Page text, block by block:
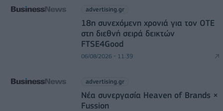
advertising.gr
18η συνεχόμενη χρονιά για τον ΟΤΕ
στη διεθνή σειρά δεικτών
FTSE4Good
06/08/2026 - 11:39
advertising.gr
Νέα συνεργασία Heaven of Brands ×
Fussion